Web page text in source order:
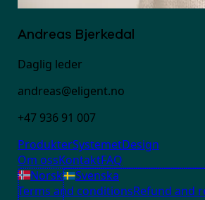
Andreas Bjerkedal
Daglig leder
andreas@eligent.no
+47 936 91 007
ProdukterSystemetDesign
Om ossKontaktFAQ
Norsk
Svenska
Terms and conditionsRefund and